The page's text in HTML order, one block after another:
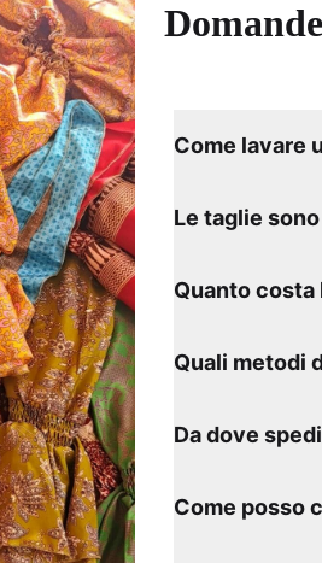
Come lavare
Le taglie
Quanto costa
Quali metodi
Da dove
Come posso